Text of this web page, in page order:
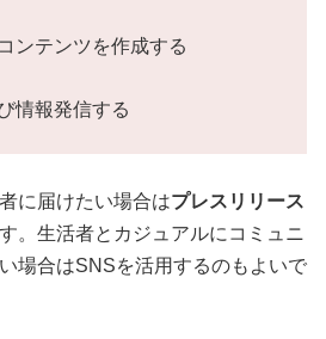
ンテンツを作成する
情報発信する
に届けたい場合はプレスリリース
。生活者とカジュアルにコミュニ
場合はSNSを活用するのもよいで